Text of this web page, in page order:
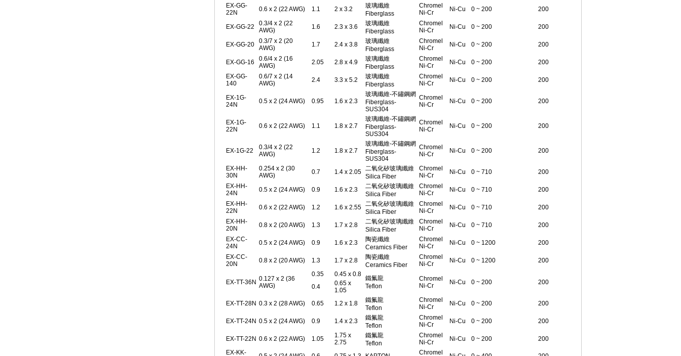
EX-GG-
22N
0.6 x 2 (22 AWG) 1.1 2 x 3.2
玻璃纖維
Fiberglass
Chromel
Ni-Cr
Ni-Cu 0 ~ 200 200
EX-GG-22
0.3/4 x 2 (22
AWG)
1.6 2.3 x 3.6
玻璃纖維
Fiberglass
Chromel
Ni-Cr
Ni-Cu 0 ~ 200 200
EX-GG-20
0.3/7 x 2 (20
AWG)
1.7 2.4 x 3.8
玻璃纖維
Fiberglass
Chromel
Ni-Cr
Ni-Cu 0 ~ 200 200
EX-GG-16
0.6/4 x 2 (16
AWG)
2.05 2.8 x 4.9
玻璃纖維
Fiberglass
Chromel
Ni-Cr
Ni-Cu 0 ~ 200
200
EX-GG-
140
0.6/7 x 2 (14
AWG)
2.4 3.3 x 5.2
玻璃纖維
Fiberglass
Chromel
Ni-Cr
Ni-Cu 0 ~ 200 200
EX-1G-
24N
0.5 x 2 (24 AWG) 0.95 1.6 x 2.3
玻璃纖維-不鏽鋼網
Fiberglass-
SUS304
Chromel
Ni-Cr
Ni-Cu 0 ~ 200 200
EX-1G-
22N
0.6 x 2 (22 AWG) 1.1 1.8 x 2.7
玻璃纖維-不鏽鋼網
Fiberglass-
SUS304
Chromel
Ni-Cr
Ni-Cu 0 ~ 200 200
EX-1G-22
0.3/4 x 2 (22
AWG)
1.2 1.8 x 2.7
玻璃纖維-不鏽鋼網
Fiberglass-
SUS304
Chromel
Ni-Cr
Ni-Cu 0 ~ 200 200
EX-HH-
30N
0.254 x 2 (30
AWG)
0.7 1.4 x 2.05 二氧化矽玻璃纖維
Silica Fiber
Chromel
Ni-Cr
Ni-Cu 0 ~ 710
200
EX-HH-
24N
0.5 x 2 (24 AWG) 0.9 1.6 x 2.3
二氧化矽玻璃纖維
Silica Fiber
Chromel
Ni-Cr
Ni-Cu 0 ~ 710
200
EX-HH-
22N
0.6 x 2 (22 AWG) 1.2 1.6 x 2.55 二氧化矽玻璃纖維
Silica Fiber
Chromel
Ni-Cr
Ni-Cu 0 ~ 710
200
EX-HH-
20N
0.8 x 2 (20 AWG) 1.3 1.7 x 2.8
二氧化矽玻璃纖維
Silica Fiber
Chromel
Ni-Cr
Ni-Cu 0 ~ 710
200
EX-CC-
24N
0.5 x 2 (24 AWG) 0.9 1.6 x 2.3
陶瓷纖維
Ceramics Fiber
Chromel
Ni-Cr
Ni-Cu 0 ~ 1200
200
EX-CC-
20N
0.8 x 2 (20 AWG) 1.3 1.7 x 2.8
陶瓷纖維
Ceramics Fiber
Chromel
Ni-Cr
Ni-Cu 0 ~ 1200 200
EX-TT-36N 0.127 x 2 (36
AWG)
0.35 0.45 x 0.8
鐵氟龍
Teflon
Chromel
Ni-Cr
Ni-Cu 0 ~ 200 200
0.4
0.65 x
1.05
EX-TT-28N 0.3 x 2 (28 AWG) 0.65 1.2 x 1.8
鐵氟龍
Teflon
Chromel
Ni-Cr
Ni-Cu 0 ~ 200 200
EX-TT-24N 0.5 x 2 (24 AWG) 0.9 1.4 x 2.3
鐵氟龍
Teflon
Chromel
Ni-Cr
Ni-Cu 0 ~ 200 200
EX-TT-22N 0.6 x 2 (22 AWG) 1.05
1.75 x
2.75
鐵氟龍
Teflon
Chromel
Ni-Cr
Ni-Cu 0 ~ 200
200
EX-KK-
Chromel